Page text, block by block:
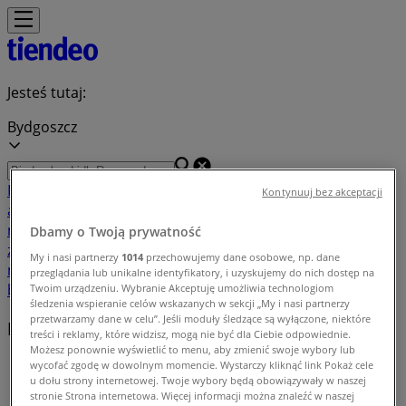
Jesteś tutaj:
Bydgoszcz
Featured
Ubrania, buty i
akcesoria
mebleSport Perfumy i kosmetyki
zabawki
Podróże Restauracje i kawiarnie
Samochody,
motory i części samochodoweKsiążki i artykuły
biuroweBanki i ubezpieczenia
Indeks ofert w Bydgoszcz
Tiendeo w Bydgoszcz»
Indeks ofert
Dbamy o Twoją prywatność
My i nasi partnerzy 1014 przechowujemy dane osobowe, np. dane
przeglądania lub unikalne identyfikatory, i uzyskujemy do nich dostęp na
Twoim urządzeniu. Wybranie Akceptuję umożliwia technologiom
śledzenia wspieranie celów wskazanych w sekcji „My i nasi partnerzy
przetwarzamy dane w celu”. Jeśli moduły śledzące są wyłączone, niektóre
treści i reklamy, które widzisz, mogą nie być dla Ciebie odpowiednie.
Możesz ponownie wyświetlić to menu, aby zmienić swoje wybory lub
wycofać zgodę w dowolnym momencie. Wystarczy kliknąć link Pokaż cele
u dołu strony internetowej. Twoje wybory będą obowiązywały w naszej
stronie Strona internetowa. Więcej informacji można znaleźć w naszej
Kontynuuj bez akceptacji